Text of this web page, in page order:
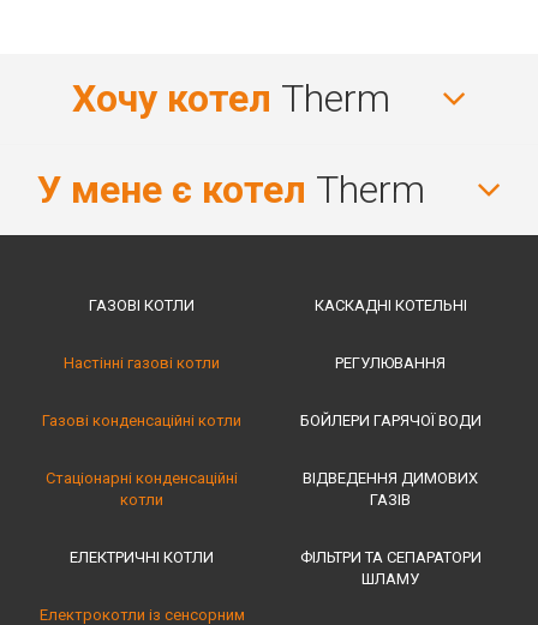
Хочу котел Therm
У мене є котел Therm
ГАЗОВІ КОТЛИ
Настінні газові котли
Газові конденсаційні котли
Стаціонарні конденсаційні
котли
ЕЛЕКТРИЧНІ КОТЛИ
Електрокотли із сенсорним
КАСКАДНІ КОТЕЛЬНІ
РЕГУЛЮВАННЯ
БОЙЛЕРИ ГАРЯЧОЇ ВОДИ
ВІДВЕДЕННЯ ДИМОВИХ
ГАЗІВ
ФІЛЬТРИ ТА СЕПАРАТОРИ
ШЛАМУ